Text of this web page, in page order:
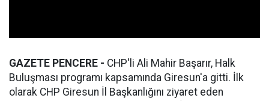
GAZETE PENCERE - CHP'li Ali Mahir Başarır, Halk
Buluşması programı kapsamında Giresun'a gitti. İlk
olarak CHP Giresun İl Başkanlığını ziyaret eden